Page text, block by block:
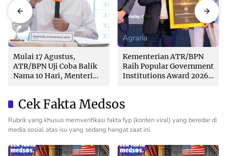
Agraria
Mulai 17 Agustus,
ATR/BPN Uji Coba Balik
Nama 10 Hari, Menteri
Agraria
Kementerian ATR/BPN
Raih Popular Government
Institutions Award 2026
Cek Fakta Medsos
Rubrik yang khusus memverifikasi fakta fyp (konten viral) yang beredar di
media sosial atas isu yang sedang hangat saat ini.